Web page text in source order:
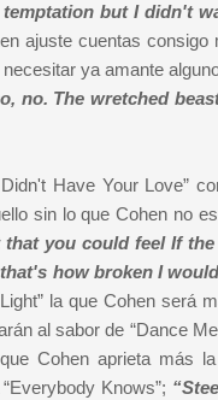
but I didn't
ajuste cuentas consigo
ya amante
no. The wretched
Have Your Love”
sin lo que Cohen no
you could feel If
how broken I
la que Cohen será
al sabor de “Dance
Cohen aprieta más
Knows”;